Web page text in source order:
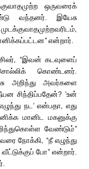
ஒருவரைக்
வந்தனர். இயேசு
என்றார்.
“இவன் கடவுளைப்
கொண்டனர்.
அறிந்து அவர்களை
சிந்திப்பதேன்? ‘உன்
நட’ என்பதா, எது
மானிட மகனுக்கு
வேண்டும்”
நோக்கி, “நீ எழுந்து
போ” என்றார்.